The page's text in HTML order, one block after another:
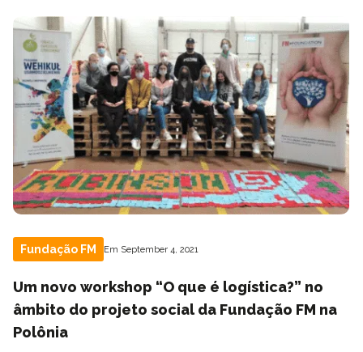
Fundação FM Em September 4, 2021
Um novo workshop “O que é logística?” no
âmbito do projeto social da Fundação FM na
Polônia